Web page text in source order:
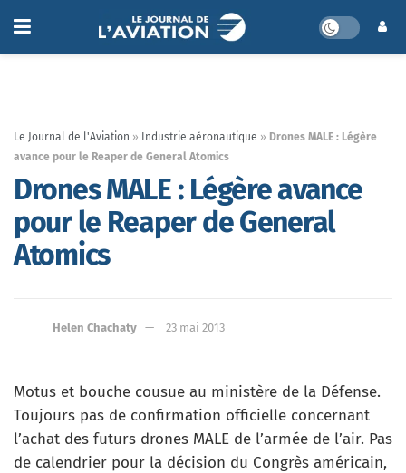
Le Journal de l'Aviation » Industrie aéronautique » Drones MALE : Légère
avance pour le Reaper de General Atomics
Drones MALE : Légère avance
pour le Reaper de General
Atomics
Helen Chachaty 23 mai 2013
Motus et bouche cousue au ministère de la Défense.
Toujours pas de confirmation officielle concernant
l’achat des futurs drones MALE de l’armée de l’air. Pas
de calendrier pour la décision du Congrès américain,